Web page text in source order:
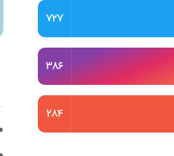
727
386
284